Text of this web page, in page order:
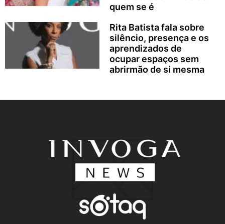
quem se é
Rita Batista fala sobre
silêncio, presença e os
aprendizados de
ocupar espaços sem
abrirmão de si mesma